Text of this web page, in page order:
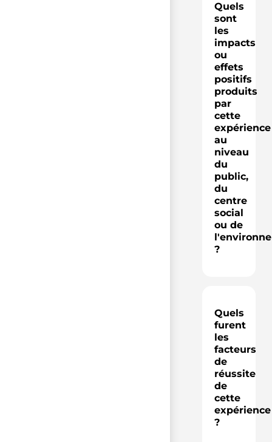
Quels
sont
les
impacts
ou
effets
positifs
produits
par
cette
expérience
au
niveau
du
public,
du
centre
social
ou de
?
Quels
furent
les
facteurs
de
réussite
de
cette
expérience
?